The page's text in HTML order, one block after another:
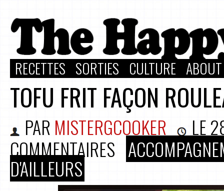
RECETTES SORTIES CULTURE
TOFU FRIT FAÇON
PAR MISTERGCOOKER LE
COMMENTAIRES
D'AILLEURS